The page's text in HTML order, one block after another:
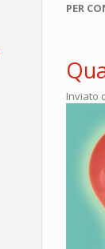
PER
Inviato